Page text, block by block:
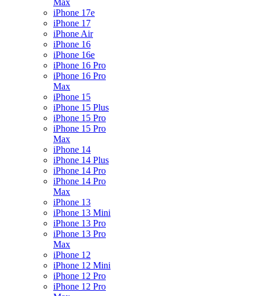
Max
iPhone 17e
iPhone 17
iPhone Air
iPhone 16
iPhone 16e
iPhone 16 Pro
iPhone 16 Pro
Max
iPhone 15
iPhone 15 Plus
iPhone 15 Pro
iPhone 15 Pro
Max
iPhone 14
iPhone 14 Plus
iPhone 14 Pro
iPhone 14 Pro
Max
iPhone 13
iPhone 13 Mini
iPhone 13 Pro
iPhone 13 Pro
Max
iPhone 12
iPhone 12 Mini
iPhone 12 Pro
iPhone 12 Pro